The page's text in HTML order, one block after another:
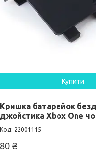
Купити
Кришка батарейок
джойстика Xbox One
22001115
80 ₴